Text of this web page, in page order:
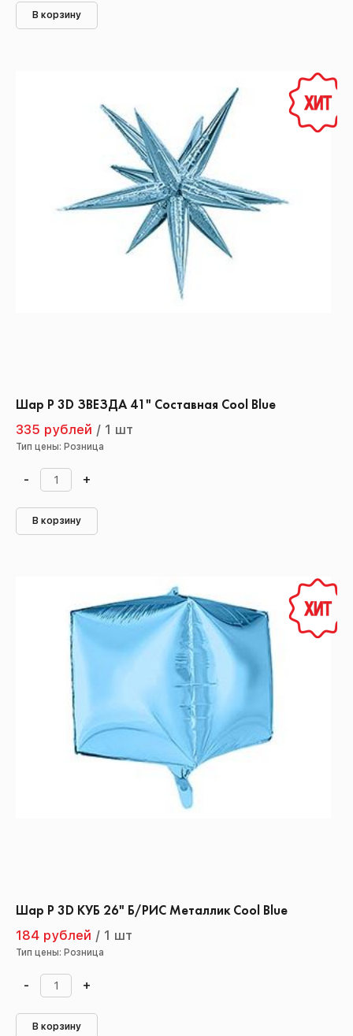
В корзину
Шар Р 3D ЗВЕЗДА 41" Составная Cool Blue
335 рублей / 1 шт
Тип цены: Розница
- +
В корзину
Шар Р 3D КУБ 26" Б/РИС Металлик Cool Blue
184 рублей / 1 шт
Тип цены: Розница
- +
В корзину